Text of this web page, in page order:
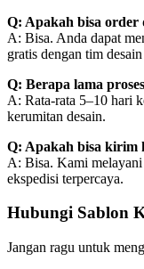
Q: Apakah bisa order
A: Bisa. Anda dapat
gratis dengan tim
Q: Berapa lama
A: Rata-rata 5–10 hari
kerumitan desain.
Q: Apakah bisa kirim
A: Bisa. Kami
ekspedisi terpercaya.
Hubungi Sablon
Jangan ragu untuk